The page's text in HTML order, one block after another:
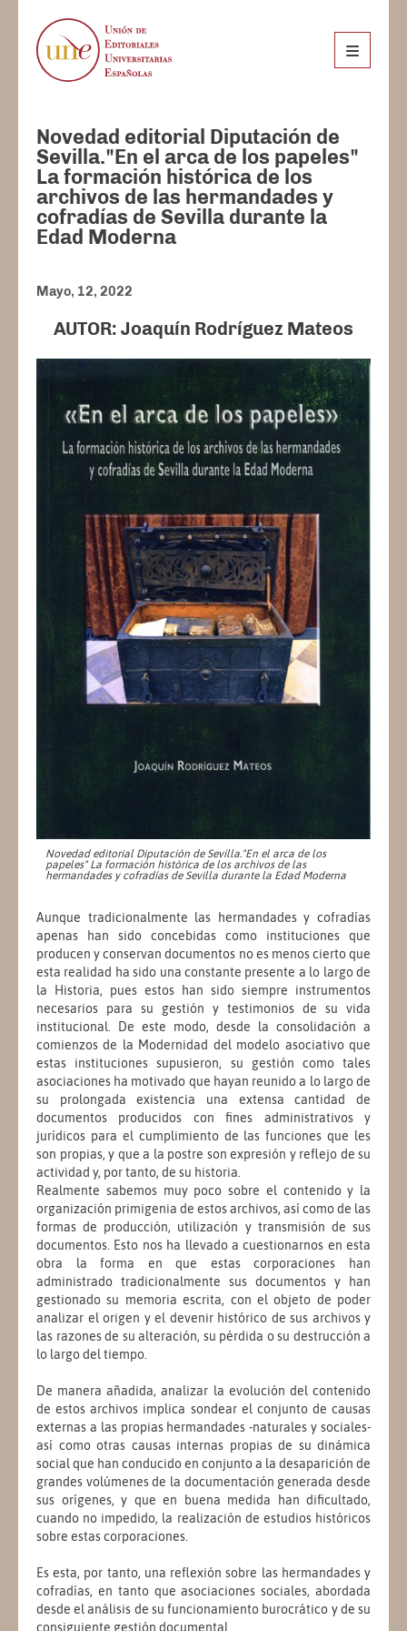
Novedad editorial Diputación de
Sevilla."En el arca de los papeles"
La formación histórica de los
archivos de las hermandades y
cofradías de Sevilla durante la
Edad Moderna
Mayo, 12, 2022
AUTOR: Joaquín Rodríguez Mateos
Novedad editorial Diputación de Sevilla."En el arca de los
papeles" La formación histórica de los archivos de las
hermandades y cofradías de Sevilla durante la Edad Moderna
Aunque tradicionalmente las hermandades y cofradías
apenas han sido concebidas como instituciones que
producen y conservan documentos no es menos cierto que
esta realidad ha sido una constante presente a lo largo de
la Historia, pues estos han sido siempre instrumentos
necesarios para su gestión y testimonios de su vida
institucional. De este modo, desde la consolidación a
comienzos de la Modernidad del modelo asociativo que
estas instituciones supusieron, su gestión como tales
asociaciones ha motivado que hayan reunido a lo largo de
su prolongada existencia una extensa cantidad de
documentos producidos con fines administrativos y
jurídicos para el cumplimiento de las funciones que les
son propias, y que a la postre son expresión y reflejo de su
actividad y, por tanto, de su historia.
Realmente sabemos muy poco sobre el contenido y la
organización primigenia de estos archivos, así como de las
formas de producción, utilización y transmisión de sus
documentos. Esto nos ha llevado a cuestionarnos en esta
obra la forma en que estas corporaciones han
administrado tradicionalmente sus documentos y han
gestionado su memoria escrita, con el objeto de poder
analizar el origen y el devenir histórico de sus archivos y
las razones de su alteración, su pérdida o su destrucción a
lo largo del tiempo.
De manera añadida, analizar la evolución del contenido
de estos archivos implica sondear el conjunto de causas
externas a las propias hermandades -naturales y sociales-
así como otras causas internas propias de su dinámica
social que han conducido en conjunto a la desaparición de
grandes volúmenes de la documentación generada desde
sus orígenes, y que en buena medida han dificultado,
cuando no impedido, la realización de estudios históricos
sobre estas corporaciones.
Es esta, por tanto, una reflexión sobre las hermandades y
cofradías, en tanto que asociaciones sociales, abordada
desde el análisis de su funcionamiento burocrático y de su
consiguiente gestión documental.